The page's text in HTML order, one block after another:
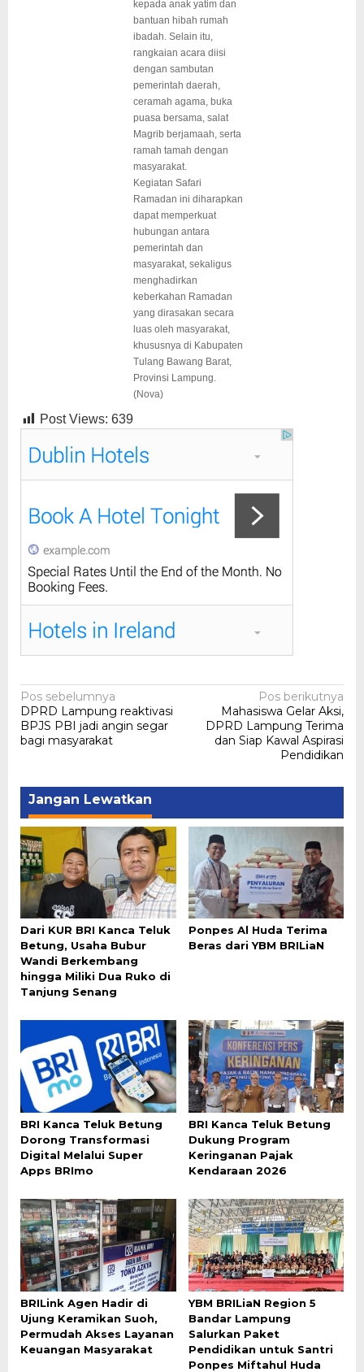
kepada anak yatim dan
bantuan hibah rumah
ibadah. Selain itu,
rangkaian acara diisi
dengan sambutan
pemerintah daerah,
ceramah agama, buka
puasa bersama, salat
Magrib berjamaah, serta
ramah tamah dengan
masyarakat.
Kegiatan Safari
Ramadan ini diharapkan
dapat memperkuat
hubungan antara
pemerintah dan
masyarakat, sekaligus
menghadirkan
keberkahan Ramadan
yang dirasakan secara
luas oleh masyarakat,
khususnya di Kabupaten
Tulang Bawang Barat,
Provinsi Lampung.
(Nova)
Post Views: 639
Navigasi
pos
Pos sebelumnya
DPRD Lampung reaktivasi
BPJS PBI jadi angin segar
bagi masyarakat
Pos berikutnya
Mahasiswa Gelar Aksi,
DPRD Lampung Terima
dan Siap Kawal Aspirasi
Pendidikan
Jangan Lewatkan
Dari KUR BRI Kanca Teluk
Betung, Usaha Bubur
Wandi Berkembang
hingga Miliki Dua Ruko di
Tanjung Senang
Ponpes Al Huda Terima
Beras dari YBM BRILiaN
BRI Kanca Teluk Betung
Dorong Transformasi
Digital Melalui Super
Apps BRImo
BRI Kanca Teluk Betung
Dukung Program
Keringanan Pajak
Kendaraan 2026
BRILink Agen Hadir di
Ujung Keramikan Suoh,
Permudah Akses Layanan
Keuangan Masyarakat
YBM BRILiaN Region 5
Bandar Lampung
Salurkan Paket
Pendidikan untuk Santri
Ponpes Miftahul Huda